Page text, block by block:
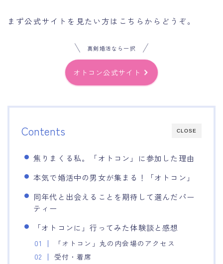
まず公式サイトを見たい方はこちらからどうぞ。
真剣婚活なら一択
オトコン公式サイト
CLOSE
Contents
焦りまくる私。「オトコン」に参加した理由
本気で婚活中の男女が集まる！「オトコン」
同年代と出会えることを期待して選んだパー
ティー
「オトコンに」行ってみた体験談と感想
「オトコン」丸の内会場のアクセス
受付・着席